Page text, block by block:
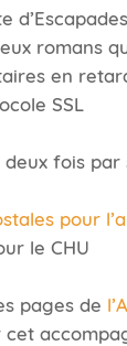
romans
en
SSL
fois par
pour
le CHU
pages de